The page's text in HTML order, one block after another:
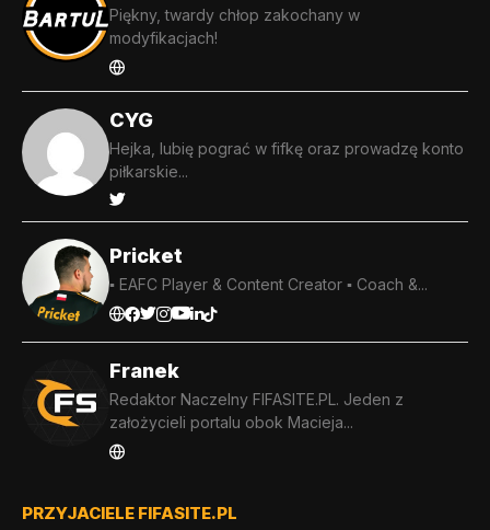
Piękny, twardy chłop zakochany w
modyfikacjach!
CYG
Hejka, lubię pograć w fifkę oraz prowadzę konto
piłkarskie...
Pricket
▪️ EAFC Player & Content Creator ▪️ Coach &...
Franek
Redaktor Naczelny FIFASITE.PL. Jeden z
założycieli portalu obok Macieja...
PRZYJACIELE FIFASITE.PL